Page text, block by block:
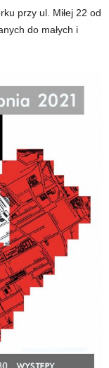
przy ul. Miłej 22 od
do małych i